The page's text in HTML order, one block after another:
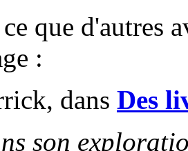
que d'autres
:
dans Des
son